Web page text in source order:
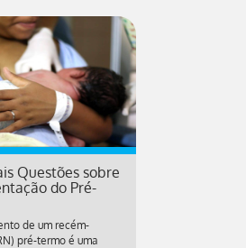
Questões sobre
do Pré-
de um recém-
pré-termo é uma